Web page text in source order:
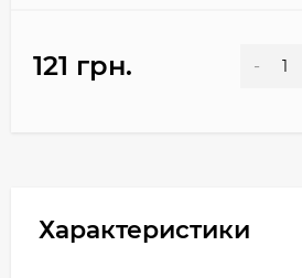
121 грн. -
Характеристики